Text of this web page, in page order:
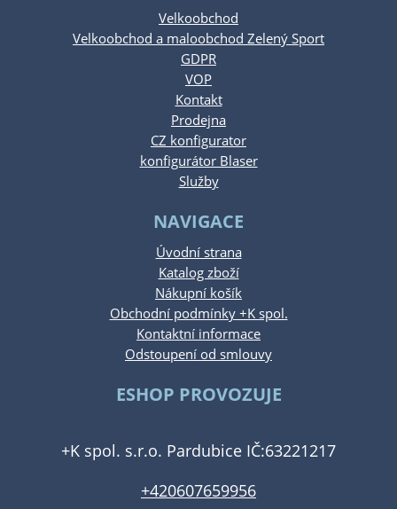
Velkoobchod
Velkoobchod a maloobchod Zelený Sport
GDPR
VOP
Kontakt
Prodejna
CZ konfigurator
konfigurátor Blaser
Služby
NAVIGACE
Úvodní strana
Katalog zboží
Nákupní košík
Obchodní podmínky +K spol.
Kontaktní informace
Odstoupení od smlouvy
ESHOP PROVOZUJE
+K spol. s.r.o. Pardubice IČ:63221217
+420607659956